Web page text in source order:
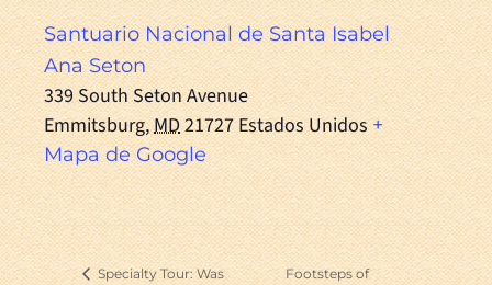
Santuario Nacional de Santa Isabel
Ana Seton
339 South Seton Avenue
Emmitsburg,MD21727Estados Unidos+
Mapa de Google
Specialty Tour: Was
Footsteps of